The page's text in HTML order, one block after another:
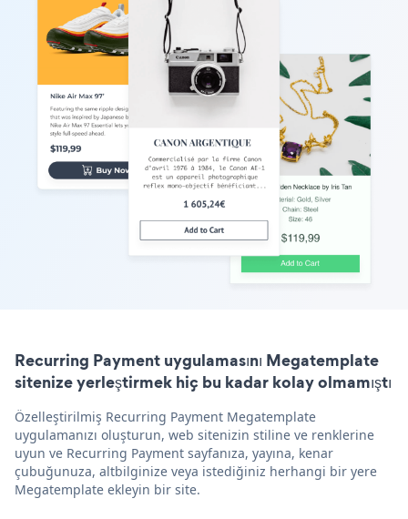
Recurring Payment uygulamasını Megatemplate
sitenize yerleştirmek hiç bu kadar kolay olmamıştı
Özelleştirilmiş Recurring Payment Megatemplate
uygulamanızı oluşturun, web sitenizin stiline ve renklerine
uyun ve Recurring Payment sayfanıza, yayına, kenar
çubuğunuza, altbilginize veya istediğiniz herhangi bir yere
Megatemplate ekleyin bir site.